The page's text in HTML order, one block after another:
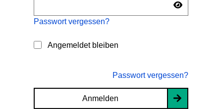
Passwort vergessen?
Angemeldet bleiben
Passwort vergessen?
Anmelden